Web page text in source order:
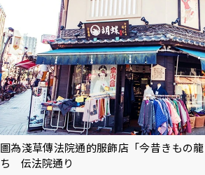
圖為淺草傳法院通的服飾店「今昔きもの
ち 伝法院通り